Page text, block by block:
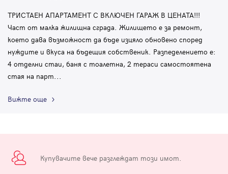
ТРИСТАЕН АПАРТАМЕНТ С ВКЛЮЧЕН ГАРАЖ В ЦЕНАТА!!!
Част от малка жилищна сграда. Жилището е за ремонт,
което дава възможност да бъде изцяло обновено според
нуждите и вкуса на бъдещия собственик. Разпеделението е:
4 отделни стаи, баня с тоалетна, 2 тераси самостоятена
стая на парт...
Вижте още
Купувачите вече разглеждат този имот.